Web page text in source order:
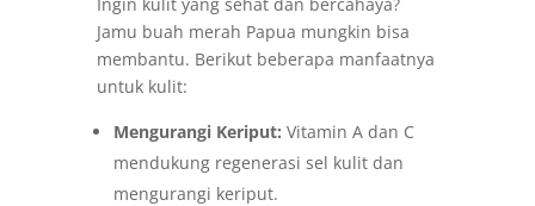
Jamu buah merah Papua mungkin bisa
membantu. Berikut beberapa manfaatnya
untuk kulit:
Mengurangi Keriput: Vitamin A dan C
mendukung regenerasi sel kulit dan
mengurangi keriput.